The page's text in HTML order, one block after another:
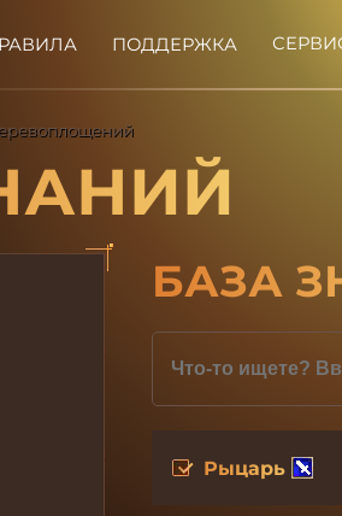
ПОДДЕРЖКА
БАЗА
Рыцарь